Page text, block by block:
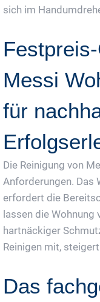
sich im
Messi
für
Die Reinigung von
Anforderungen. Das
erfordert die
lassen die
hartnäckiger
Reinigen mit,
Das